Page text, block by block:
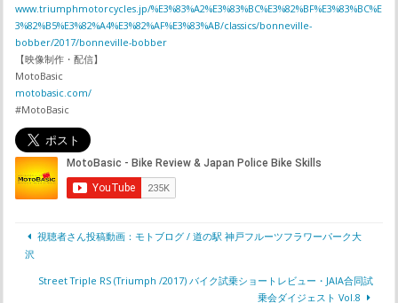
www.triumphmotorcycles.jp/%E3%83%A2%E3%83%BC%E3%82%BF%E3%83%BC%E
3%82%B5%E3%82%A4%E3%82%AF%E3%83%AB/classics/bonneville-
bobber/2017/bonneville-bobber
【映像制作・配信】
MotoBasic
motobasic.com/
#MotoBasic
視聴者さん投稿動画：モトブログ / 道の駅 神戸フルーツフラワーパーク大
沢
Street Triple RS (Triumph /2017) バイク試乗ショートレビュー・JAIA合同試
乗会ダイジェスト Vol.8